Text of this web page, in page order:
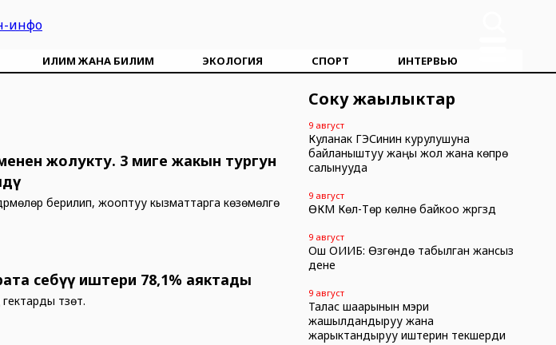
ИЛИМ ЖАНА БИЛИМ ЭКОЛОГИЯ СПОРТ ИНТЕРВЬЮ
жолукту. 3 миңге жакын тургун
берилип, жооптуу кызматтарга көзөмөлгө
себүү иштери 78,1% аяктады
түзөт.
Соңку жаңылыктар
9 август
Куланак ГЭСинин курулушуна
байланыштуу жаңы жол жана көпүрө
салынууда
9 август
ӨКМ Көл-Төр көлүнө байкоо жүргүздү
9 август
Ош ОИИБ: Өзгөндө табылган жансыз
дене
9 август
Талас шаарынын мэри
жашылдандыруу жана
жарыктандыруу иштерин текшерди